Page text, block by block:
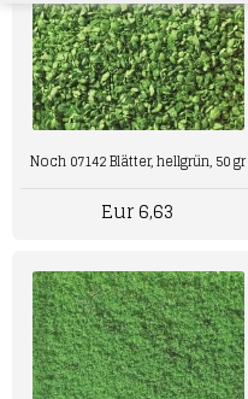
Noch 07142 Blätter, hellgrün, 50 gr
Eur 6,63